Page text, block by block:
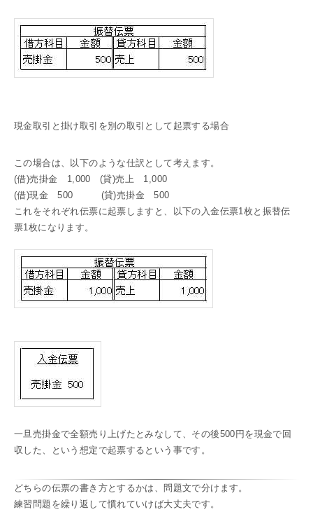
現金取引と掛け取引を別の取引として起票する場合
この場合は、以下のような仕訳として考えます。
(借)売掛金 1,000 (貸)売上 1,000
(借)現金 500 (貸)売掛金 500
これをそれぞれ伝票に起票しますと、以下の入金伝票1枚と振替伝
票1枚になります。
一旦売掛金で全額売り上げたとみなして、その後500円を現金で回
収した、という想定で起票するという事です。
どちらの伝票の書き方とするかは、問題文で分けます。
練習問題を繰り返して慣れていけば大丈夫です。